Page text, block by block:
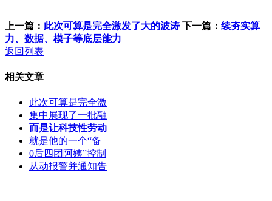
上一篇： 此次可算是完全激发了大的波涛 下一篇： 续夯实算
力、数据、模子等底层能力
返回列表
相关文章
此次可算是完全激
集中展现了一批融
而是让科技性劳动
就是他的一个“备
0后四团阿姨”控制
从动报警并通知告